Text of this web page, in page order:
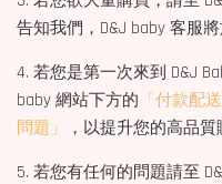
告知我們，D&J baby 客服
4. 若您是第一次來到 D&J
baby 網站下方的 「付款配
問題」
，以提升您的高品質
5. 若您有任何的問題請至